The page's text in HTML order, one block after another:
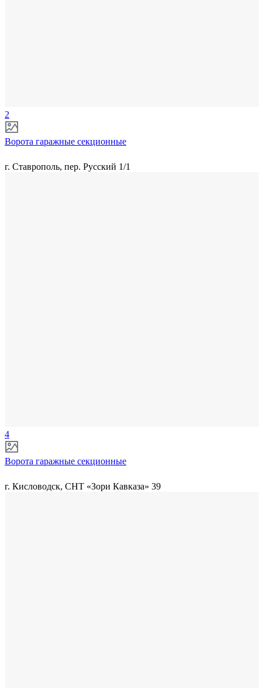
2
Ворота гаражные секционные
г. Ставрополь, пер. Русский 1/1
4
Ворота гаражные секционные
г. Кисловодск, СНТ «Зори Кавказа» 39